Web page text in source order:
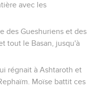
avec les
des Gueshuriens et des
tout le Basan, jusqu'à
régnait à Ashtaroth et
Moïse battit ces